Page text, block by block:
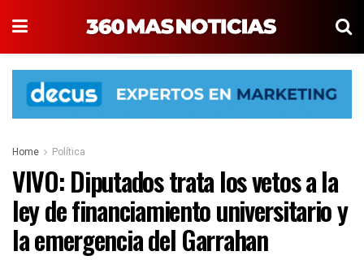
Home Política
VIVO: Diputados trata los vetos a la
ley de financiamiento universitario y
la emergencia del Garrahan